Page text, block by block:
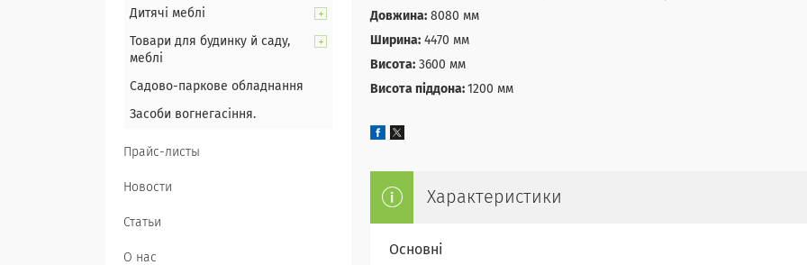
Довжина: 8080 мм
Ширина: 4470 мм
Висота: 3600 мм
Висота піддона: 1200 мм
Характеристики
Основні
Дитячі меблі
Товари для будинку й саду,
меблі
Садово-паркове обладнання
Засоби вогнегасіння.
Прайс-листы
Новости
Статьи
О нас